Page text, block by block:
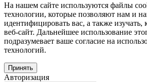
На нашем сайте используются файлы
технологии, которые позволяют нам и
идентифицировать вас, а также изучать,
веб-сайт. Дальнейшее использование
подразумевает ваше согласие на
технологий.
Принять
Авторизация